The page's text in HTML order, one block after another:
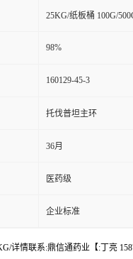
25KG/纸板桶 100G/
98%
160129-45-3
托伐普坦主环
36月
医药级
企业标准
详情联系:鼎信通药业【:丁亮